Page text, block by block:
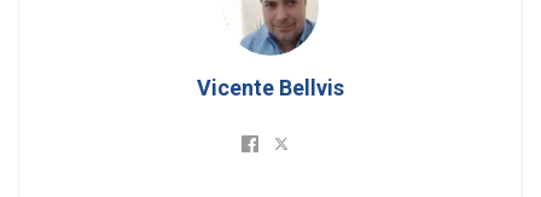
Vicente Bellvis